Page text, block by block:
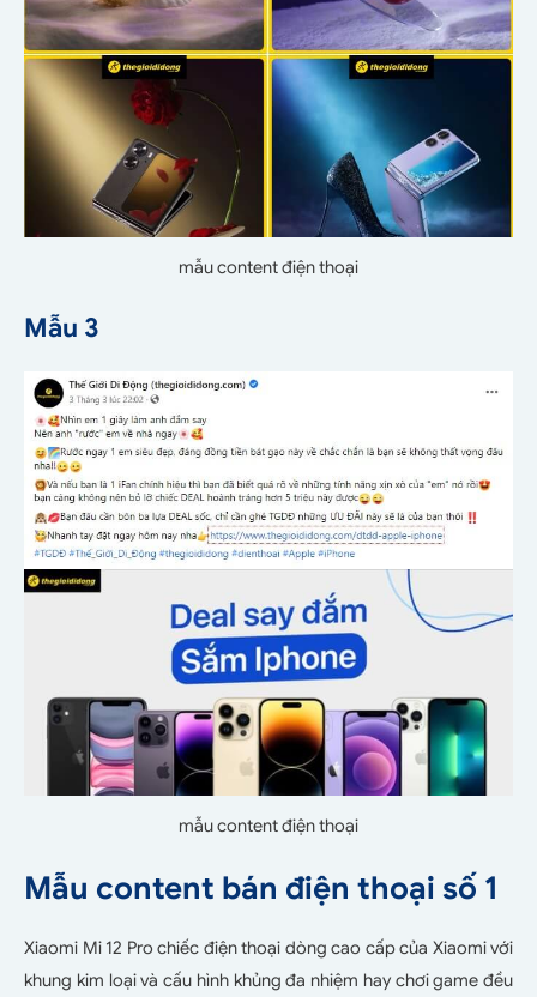
mẫu content điện thoại
Mẫu 3
mẫu content điện thoại
Mẫu content bán điện thoại số 1
Xiaomi Mi 12 Pro chiếc điện thoại dòng cao cấp của Xiaomi với
khung kim loại và cấu hình khủng đa nhiệm hay chơi game đều